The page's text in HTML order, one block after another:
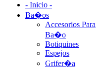
- Inicio -
Ba�os
Accesorios Para
Ba�o
Botiquines
Espejos
Grifer�a